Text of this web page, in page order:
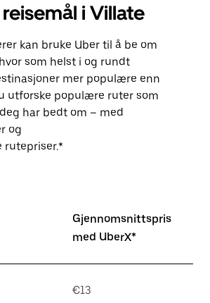
i Villate
kan bruke Uber til å be om
som helst i og rundt
mer populære enn
utforske populære ruter som
har bedt om – med
og
rutepriser.*
Gjennomsnittspris
med UberX*
€13